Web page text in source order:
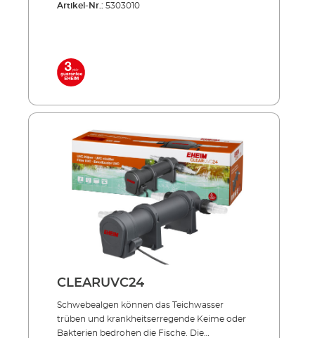
UV-Strahlung bekämpft gezielt, was den
Inklusive hochwertiger UVC-Lampe mit
langer Lebensdauer Niedriger
Außenbehälter aus stoßfestem und UV-
einzeln einsetzbar als auch in Verbindung mit
PRESS und LOOP Teichfilter-Sets
Lieferumfang: UVC-Lampe 2 Anschlussdüsen
5 m Netzkabel
Artikel-Nr.: 5303010
CLEARUVC24
Schwebealgen können das Teich­­wasser
trüben und krankheits­erregende Keime oder
Bakterien bedrohen die Fische. Die